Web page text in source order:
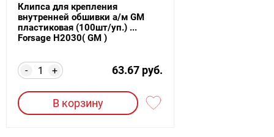
Клипса для крепления
внутренней обшивки а/м GM
пластиковая (100шт/уп.) ...
Forsage H2030( GM )
+
- 63.67 руб.
В корзину